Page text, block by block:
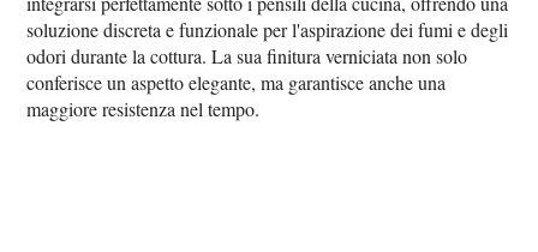
soluzione discreta e funzionale per l'aspirazione dei fumi e degli
odori durante la cottura. La sua finitura verniciata non solo
conferisce un aspetto elegante, ma garantisce anche una
maggiore resistenza nel tempo.